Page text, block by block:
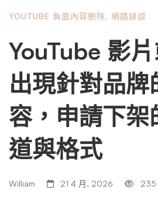
司欺壓小創作者，還公開了被他馬
原本沒看過第一支影片的網友，也
下子從「受害者」瞬間變成「網路
跌，但加盟主電話接到都想解約。
構，它活生生反映了台灣網路生態
片的兩難：下架，可能引發更大的
被羞辱、被截圖流傳。到底該怎麼
們得先摸清楚這場戰爭的每一個環
「網紅惡搞影片」？它跟一般批評
全是兩回事。 1. 惡搞影片常見的類
YOUTUBE 負面內容刪除, 網路誹謗
YouTube 影
出現針對品牌
容，申請下架
道與格式
William 21 4 月, 2026 235